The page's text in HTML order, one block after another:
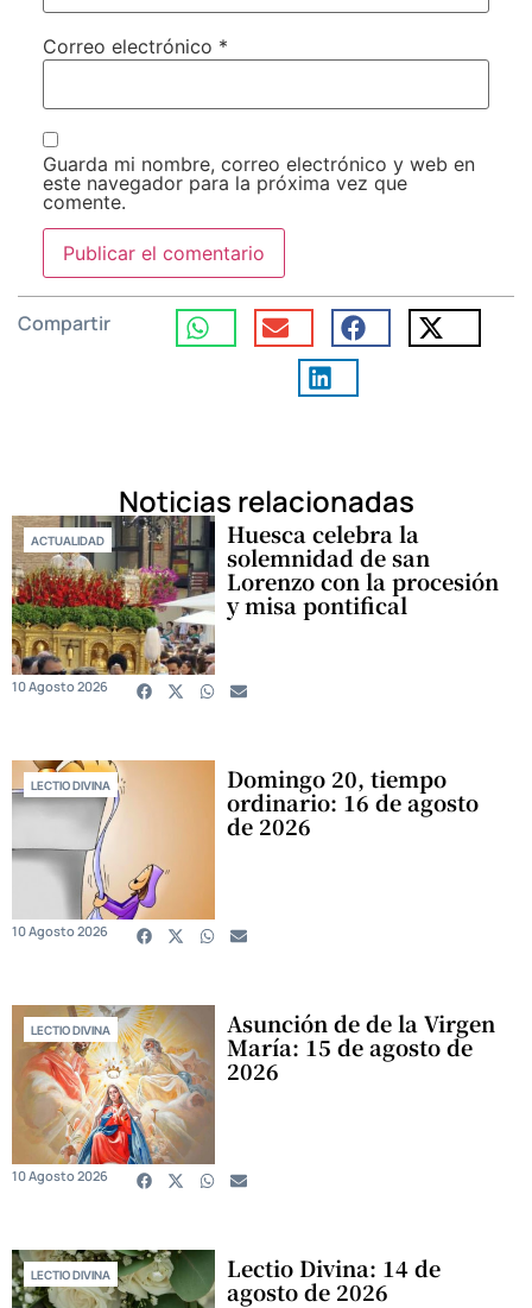
Correo electrónico *
Guarda mi nombre, correo electrónico y web en
este navegador para la próxima vez que
comente.
Compartir
Noticias relacionadas
ACTUALIDAD Huesca celebra la
solemnidad de san
Lorenzo con la procesión
y misa pontifical
10 Agosto 2026
LECTIO DIVINA Domingo 20, tiempo
ordinario: 16 de agosto
de 2026
10 Agosto 2026
LECTIO DIVINA Asunción de de la Virgen
María: 15 de agosto de
2026
10 Agosto 2026
LECTIO DIVINA Lectio Divina: 14 de
agosto de 2026